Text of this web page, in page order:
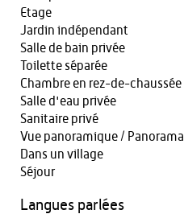
Etage
Jardin indépendant
Salle de bain privée
Toilette séparée
Chambre en rez-de-chaussée
Salle d'eau privée
Sanitaire privé
Vue panoramique / Panorama
Dans un village
Séjour
Langues parlées